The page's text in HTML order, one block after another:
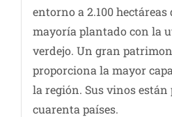
entorno a 2.100 hectáreas
mayoría plantado con la
verdejo. Un gran
proporciona la mayor
la región. Sus vinos están
cuarenta países.